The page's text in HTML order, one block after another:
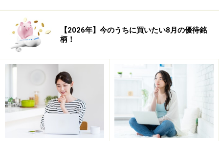
システムトレードの達人
勝率：48.86％
勝ち数：37,324回
負け数：39,059回
引き分け数：1,763回
【2026年】今のうちに買いたい8月の優待銘
柄！